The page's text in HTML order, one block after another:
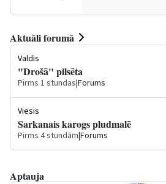
Aktuāli forumā
Valdis
"Drošā" pilsēta
Pirms 1 stundas|Forums
Viesis
Sarkanais karogs pludmalē
Pirms 4 stundām|Forums
Aptauja